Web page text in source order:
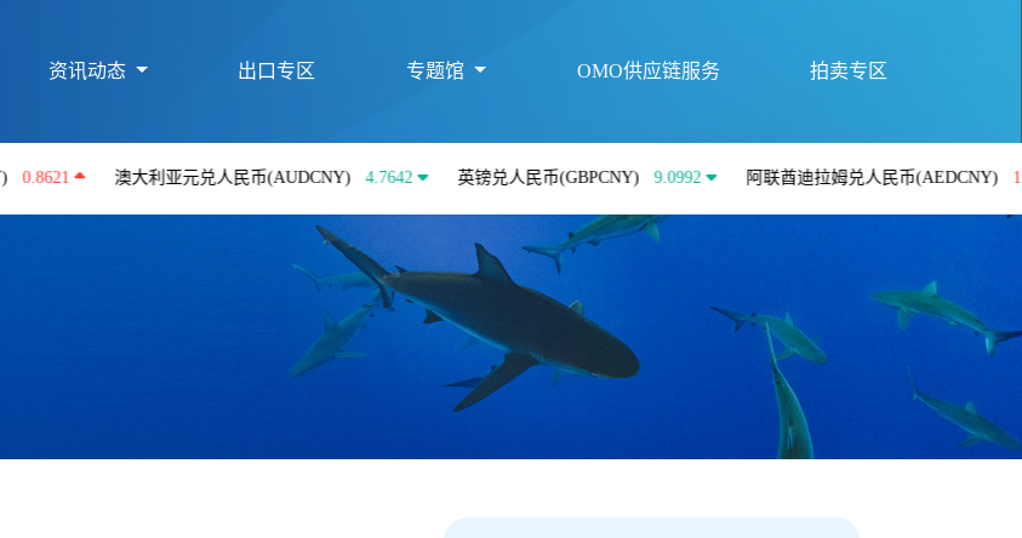
资讯动态 出口专区 专题馆 OMO供应链服务 拍卖专区
澳大利亚元兑人民币(AUDCNY) 4.7642 英镑兑人民币(GBPCNY) 9.0992 阿联酋迪拉姆兑人民币(AEDCNY) 1.8413